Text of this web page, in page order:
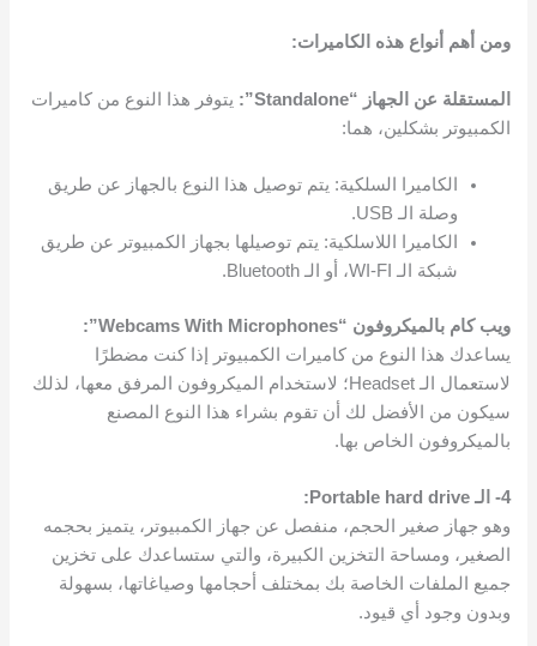
ومن أهم أنواع هذه الكاميرات:
المستقلة عن الجهاز “Standalone”:
يتوفر هذا النوع من كاميرات
الكمبيوتر بشكلين، هما:
الكاميرا السلكية: يتم توصيل هذا النوع بالجهاز عن طريق
وصلة الـ USB.
الكاميرا اللاسلكية: يتم توصيلها بجهاز الكمبيوتر عن طريق
شبكة الـ WI-FI، أو الـ Bluetooth.
ويب كام بالميكروفون “Webcams With Microphones”:
يساعدك هذا النوع من كاميرات الكمبيوتر إذا كنت مضطرًا
لاستعمال الـ Headset؛ لاستخدام الميكروفون المرفق معها، لذلك
سيكون من الأفضل لك أن تقوم بشراء هذا النوع المصنع
بالميكروفون الخاص بها.
4- الـ Portable hard drive:
وهو جهاز صغير الحجم، منفصل عن جهاز الكمبيوتر، يتميز بحجمه
الصغير، ومساحة التخزين الكبيرة، والتي ستساعدك على تخزين
جميع الملفات الخاصة بك بمختلف أحجامها وصياغاتها، بسهولة
وبدون وجود أي قيود.